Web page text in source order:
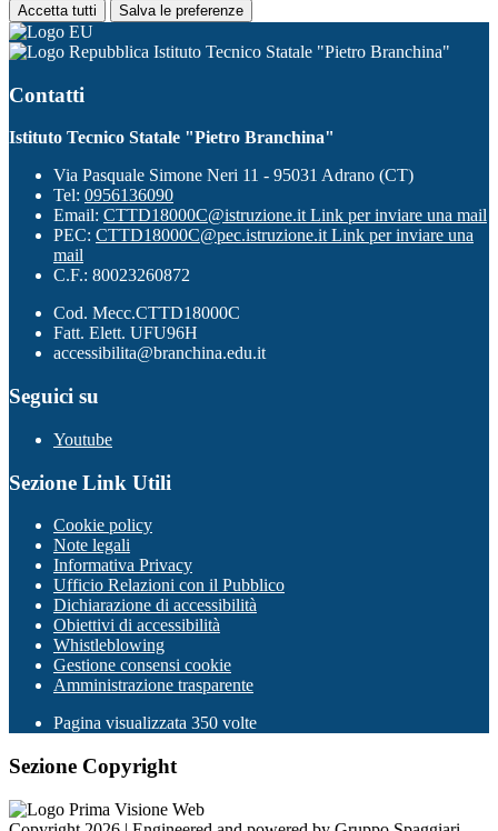
Accetta tutti Salva le preferenze
Istituto Tecnico Statale "Pietro Branchina"
Contatti
Istituto Tecnico Statale "Pietro Branchina"
Via Pasquale Simone Neri 11 - 95031 Adrano (CT)
Tel: 0956136090
Email: CTTD18000C@istruzione.it Link per inviare una mail
PEC: CTTD18000C@pec.istruzione.it Link per inviare una
mail
C.F.: 80023260872
Cod. Mecc.CTTD18000C
Fatt. Elett. UFU96H
accessibilita@branchina.edu.it
Seguici su
Youtube
Sezione Link Utili
Cookie policy
Note legali
Informativa Privacy
Ufficio Relazioni con il Pubblico
Dichiarazione di accessibilità
Obiettivi di accessibilità
Whistleblowing
Gestione consensi cookie
Amministrazione trasparente
Pagina visualizzata 350 volte
Sezione Copyright